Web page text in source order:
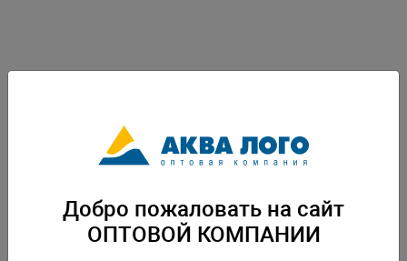
Скачать каталог
Добро пожаловать на сайт
ОПТОВОЙ КОМПАНИИ